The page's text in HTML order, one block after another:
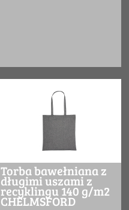
Torba bawełniana z
długimi uszami z
recyklingu 140 g/m2
CHELMSFORD